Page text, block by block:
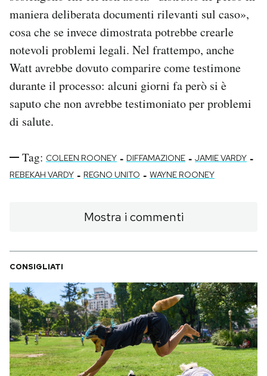
maniera deliberata documenti rilevanti sul caso»,
cosa che se invece dimostrata potrebbe crearle
notevoli problemi legali. Nel frattempo, anche
Watt avrebbe dovuto comparire come testimone
durante il processo: alcuni giorni fa però si è
saputo che non avrebbe testimoniato per problemi
di salute.
Tag: COLEEN ROONEY - DIFFAMAZIONE - JAMIE VARDY -
REBEKAH VARDY - REGNO UNITO - WAYNE ROONEY
Mostra i commenti
CONSIGLIATI